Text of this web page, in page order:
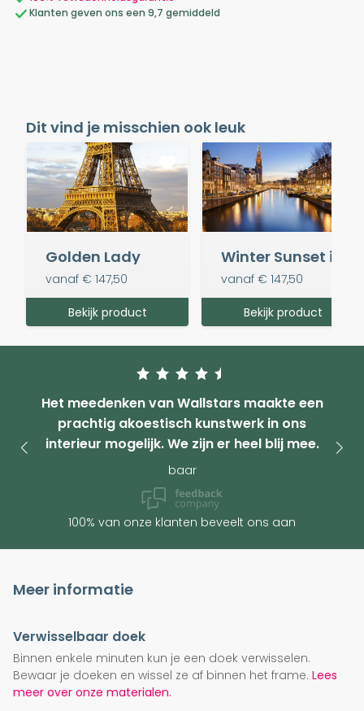
Klanten geven ons een 9,7 gemiddeld
Dit vind je misschien ook leuk
Golden Lady
vanaf € 147,50
Bekijk product
vanaf € 147,50
Bekijk product
Het meedenken van Wallstars maakte een
prachtig akoestisch kunstwerk in ons
interieur mogelijk. We zijn er heel blij mee.
baar
100% van onze klanten beveelt ons aan
Meer informatie
Verwisselbaar doek
Binnen enkele minuten kun je een doek verwisselen.
Bewaar je doeken en wissel ze af binnen het frame. Lees
meer over onze materialen.